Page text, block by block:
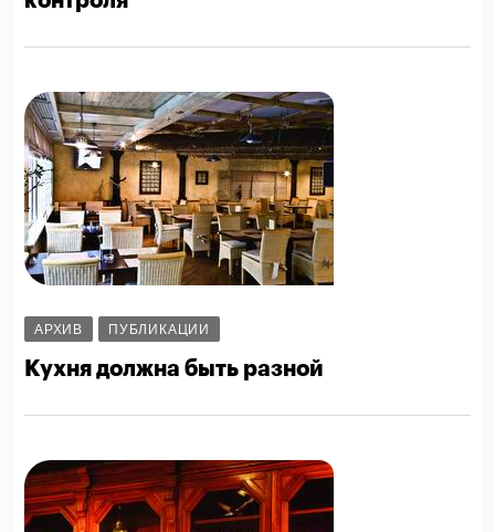
АРХИВ ПУБЛИКАЦИИ
Кухня должна быть разной